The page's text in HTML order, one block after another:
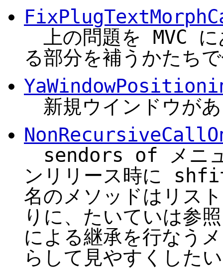
上の問題を MVC
る部分を補うかたち
新規ウインドウが
sendors of メニュ
ンリリース時に
名のメソッドはリス
りに、たいていは参
による継承を行なう
らして見やすくした